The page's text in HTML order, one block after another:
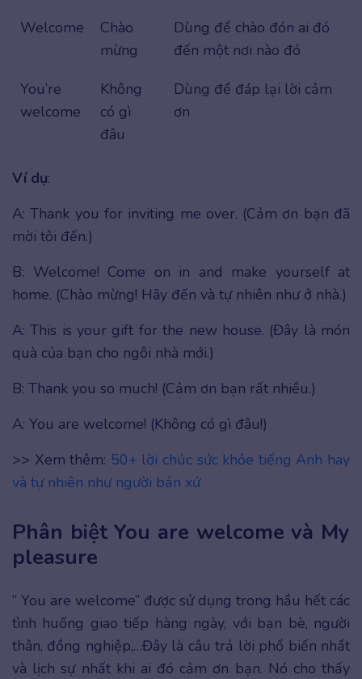
Welcome
Chào
mừng
Dùng để chào đón ai đó
đến một nơi nào đó
You’re
welcome
Không
có gì
đâu
Dùng để đáp lại lời cảm
ơn
Ví dụ:
A: Thank you for inviting me over. (Cảm ơn bạn đã
mời tôi đến.)
B: Welcome! Come on in and make yourself at
home. (Chào mừng! Hãy đến và tự nhiên như ở nhà.)
A: This is your gift for the new house. (Đây là món
quà của bạn cho ngôi nhà mới.)
B: Thank you so much! (Cảm ơn bạn rất nhiều.)
A: You are welcome! (Không có gì đâu!)
>> Xem thêm: 50+ lời chúc sức khỏe tiếng Anh hay
và tự nhiên như người bản xứ
Phân biệt You are welcome và My
pleasure
“ You are welcome” được sử dụng trong hầu hết các
tình huống giao tiếp hàng ngày, với bạn bè, người
thân, đồng nghiệp,…Đây là câu trả lời phổ biến nhất
và lịch sự nhất khi ai đó cảm ơn bạn. Nó cho thấy